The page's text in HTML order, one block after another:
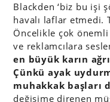
Blackden ‘biz bu işi
havalı laflar etmedi.
Öncelikle çok önemli
ve reklamcılara
en büyük karın
Çünkü ayak
muhakkak başları
değişime direnen